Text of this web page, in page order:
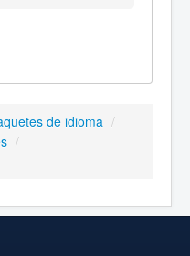
de idioma /
/